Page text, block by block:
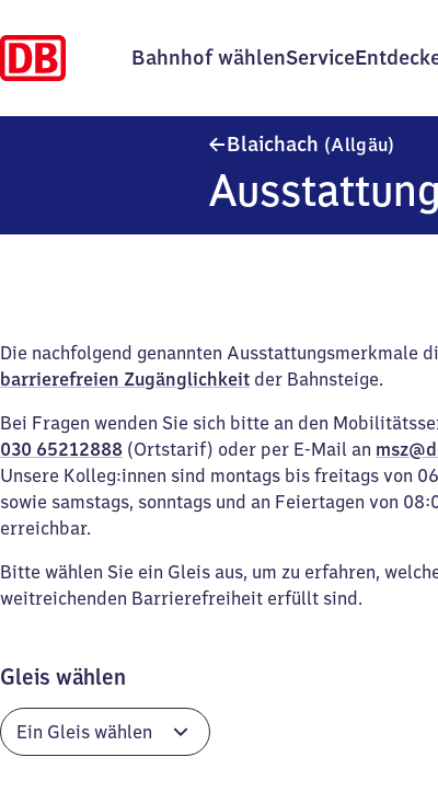
Bahnhof wählenService
Blaichach (Allgäu)
Die nachfolgend genannten Ausstattungsmerkmale
barrierefreien Zugänglichkeit der Bahnsteige.
Bei Fragen wenden Sie sich bitte an den
030 65212888 (Ortstarif) oder per E-Mail an
Unsere Kolleg:innen sind montags bis freitags von
sowie samstags, sonntags und an Feiertagen von
erreichbar.
Bitte wählen Sie ein Gleis aus, um zu erfahren,
weitreichenden Barrierefreiheit erfüllt sind.
Gleis wählen